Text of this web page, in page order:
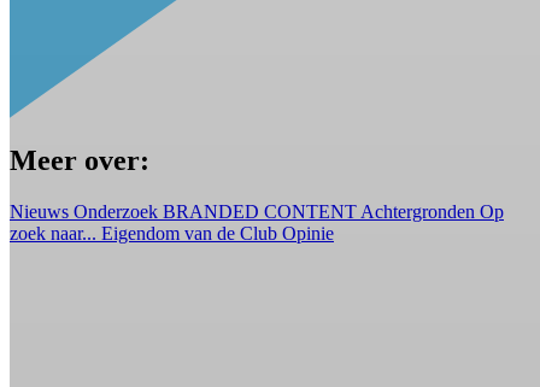
Meer over:
Nieuws Onderzoek BRANDED CONTENT Achtergronden Op
zoek naar... Eigendom van de Club Opinie